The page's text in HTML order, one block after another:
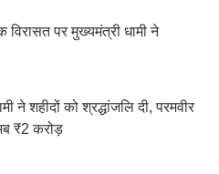
पर मुख्यमंत्री धामी ने
ने शहीदों को श्रद्धांजलि दी, परमवीर
₹2 करोड़